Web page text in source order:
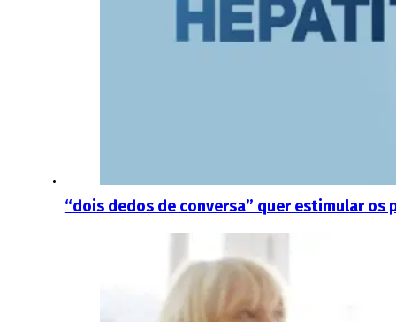
“dois dedos de conversa” quer estimular